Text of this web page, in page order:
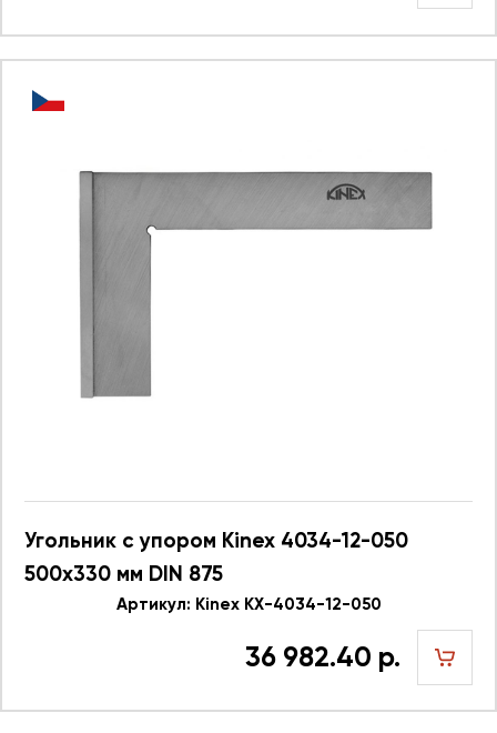
Угольник с упором Kinex 4034-12-050
500x330 мм DIN 875
Артикул: Kinex KX-4034-12-050
36 982.40 р.